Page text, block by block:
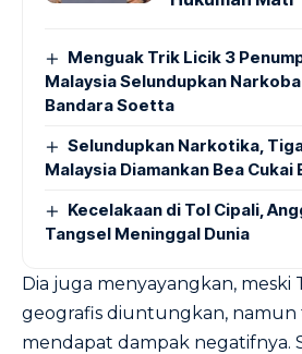
Menguak Trik Licik 3
Malaysia Selundupkan
Bandara Soetta
Selundupkan Narkotika,
Malaysia Diamankan Bea
Kecelakaan di Tol Cipali,
Tangsel Meninggal Dunia
Dia juga menyayangkan, meski
geografis diuntungkan, namun
mendapat dampak negatifnya.